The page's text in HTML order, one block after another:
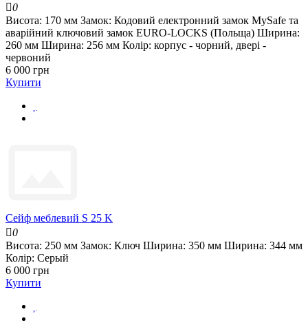
0
Висота: 170 мм Замок: Кодовий електронний замок MySafe та
аварійний ключовий замок EURO-LOCKS (Польща) Ширина:
260 мм Ширина: 256 мм Колір: корпус - чорний, двері -
червоний
6 000 грн
Купити
Сейф меблевий S 25 K
0
Висота: 250 мм Замок: Ключ Ширина: 350 мм Ширина: 344 мм
Колір: Серый
6 000 грн
Купити